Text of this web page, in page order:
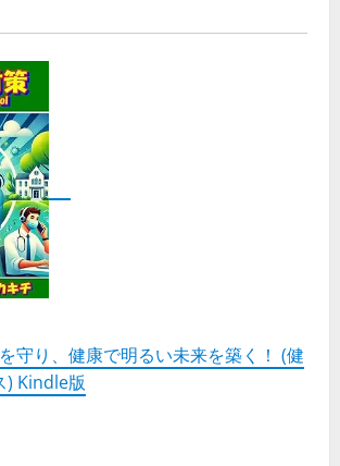
守り、健康で明るい未来を築く！ (健
) Kindle版